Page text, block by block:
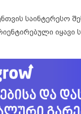
საინტერესო
იყავი